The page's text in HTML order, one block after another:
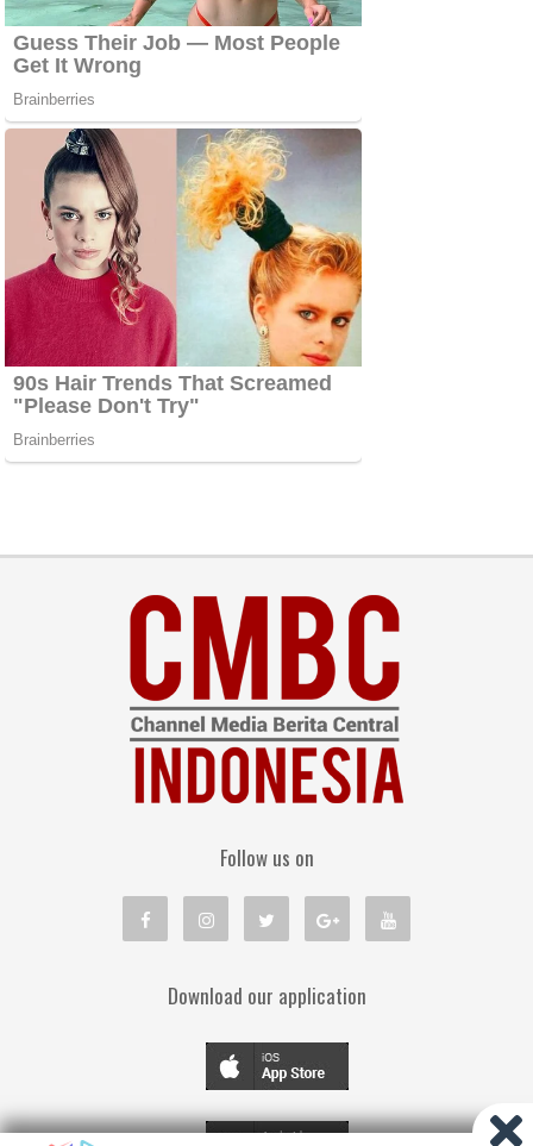
Follow us on
Download our application